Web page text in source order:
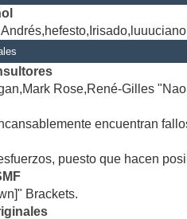
Rose,René-Gilles
encuentran
puesto que hacen
Brackets.